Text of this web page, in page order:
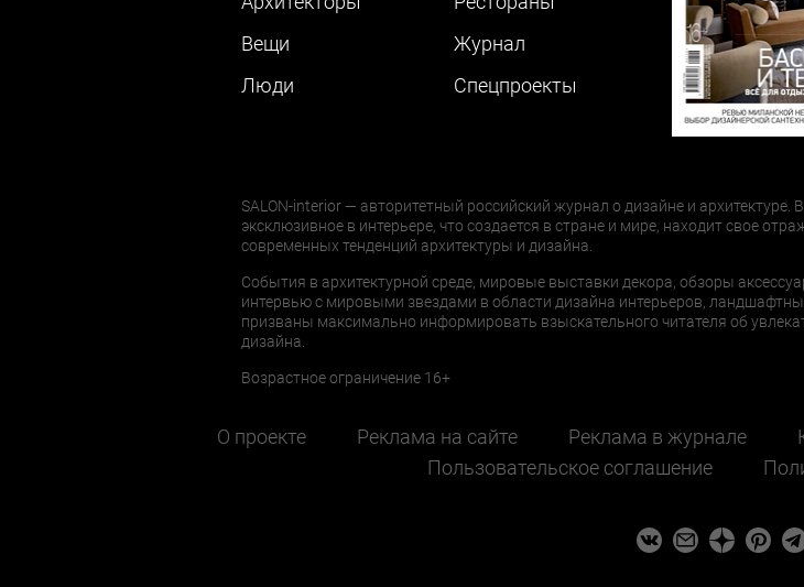
Вещи
Люди
Журнал
Cпецпроекты
SALON-interior — авторитетный российский журнал о дизайне и архитектуре.
эксклюзивное в интерьере, что создается в стране и мире, находит свое
современных тенденций архитектуры и дизайна.
События в архитектурной среде, мировые выставки декора, обзоры
интервью с мировыми звездами в области дизайна интерьеров,
призваны максимально информировать взыскательного читателя об
дизайна.
Возрастное ограничение 16+
О проекте Реклама на сайте Реклама в журнале
Пользовательское соглашение